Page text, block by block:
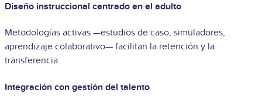
Diseño instruccional centrado en el adulto
Metodologías activas —estudios de caso, simuladores,
aprendizaje colaborativo— facilitan la retención y la
transferencia.
Integración con gestión del talento